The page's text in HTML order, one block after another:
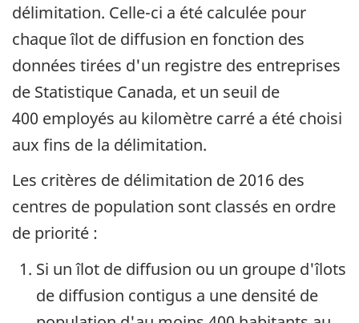
délimitation. Celle-ci a été calculée pour
chaque îlot de diffusion en fonction des
données tirées d'un registre des entreprises
de Statistique Canada, et un seuil de
400 employés au kilomètre carré a été choisi
aux fins de la délimitation.
Les critères de délimitation de 2016 des
centres de population sont classés en ordre
de priorité :
Si un îlot de diffusion ou un groupe d'îlots
de diffusion contigus a une densité de